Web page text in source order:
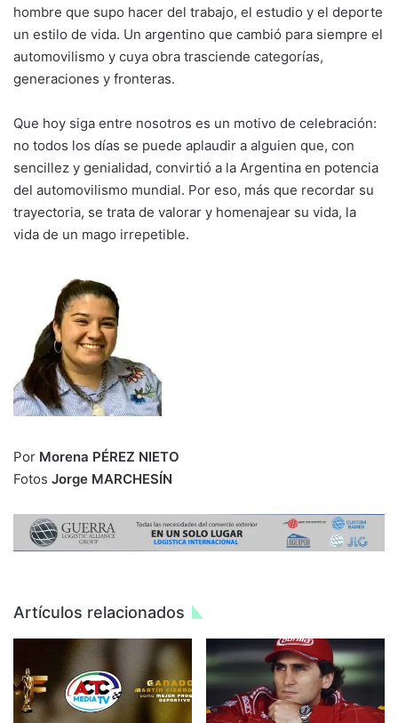
hombre que supo hacer del trabajo, el estudio y el deporte
un estilo de vida. Un argentino que cambió para siempre el
automovilismo y cuya obra trasciende categorías,
generaciones y fronteras.
Que hoy siga entre nosotros es un motivo de celebración:
no todos los días se puede aplaudir a alguien que, con
sencillez y genialidad, convirtió a la Argentina en potencia
del automovilismo mundial. Por eso, más que recordar su
trayectoria, se trata de valorar y homenajear su vida, la
vida de un mago irrepetible.
Por Morena PÉREZ NIETO
Fotos Jorge MARCHESÍN
Artículos relacionados